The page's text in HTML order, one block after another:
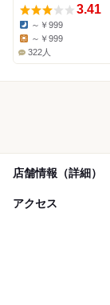
3.41
Dinner:
～￥999
～￥999
322人
店舗情報（詳細）
アクセス